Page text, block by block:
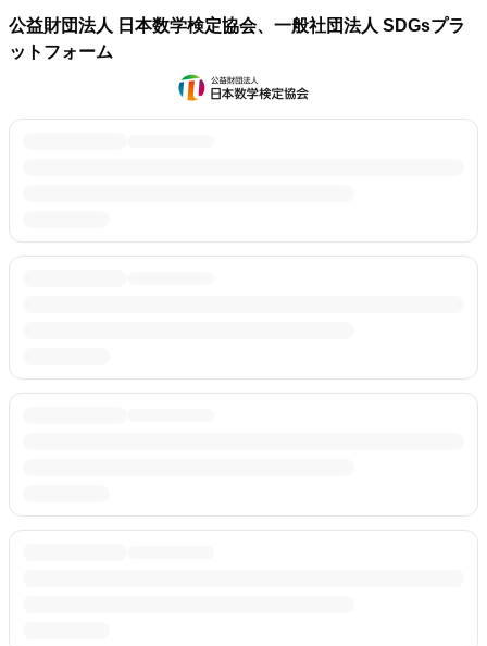
公益財団法人 日本数学検定協会、一般社団法人 SDGsプラ
ットフォーム